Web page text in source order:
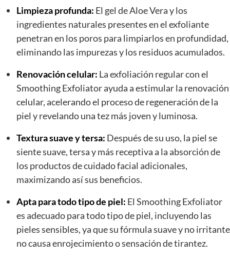
Limpieza profunda: El gel de Aloe Vera y los
ingredientes naturales presentes en el exfoliante
penetran en los poros para limpiarlos en profundidad,
eliminando las impurezas y los residuos acumulados.
Renovación celular: La exfoliación regular con el
Smoothing Exfoliator ayuda a estimular la renovación
celular, acelerando el proceso de regeneración de la
piel y revelando una tez más joven y luminosa.
Textura suave y tersa: Después de su uso, la piel se
siente suave, tersa y más receptiva a la absorción de
los productos de cuidado facial adicionales,
maximizando así sus beneficios.
Apta para todo tipo de piel: El Smoothing Exfoliator
es adecuado para todo tipo de piel, incluyendo las
pieles sensibles, ya que su fórmula suave y no irritante
no causa enrojecimiento o sensación de tirantez.